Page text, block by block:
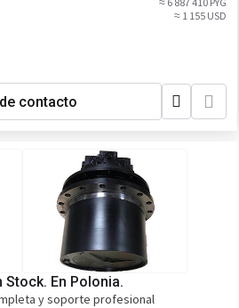
≈ 1 155 USD
contacto
Stock. En Polonia.
y soporte profesional